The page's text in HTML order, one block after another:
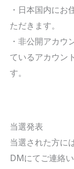
・日本国内にお
ただきます。
・非公開アカウ
ているアカウン
す。
当選発表
当選された方に
DMにてご連絡い